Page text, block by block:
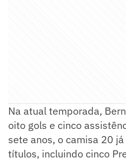
Na atual temporada,
oito gols e cinco
sete anos, o camisa 20
títulos, incluindo cinco